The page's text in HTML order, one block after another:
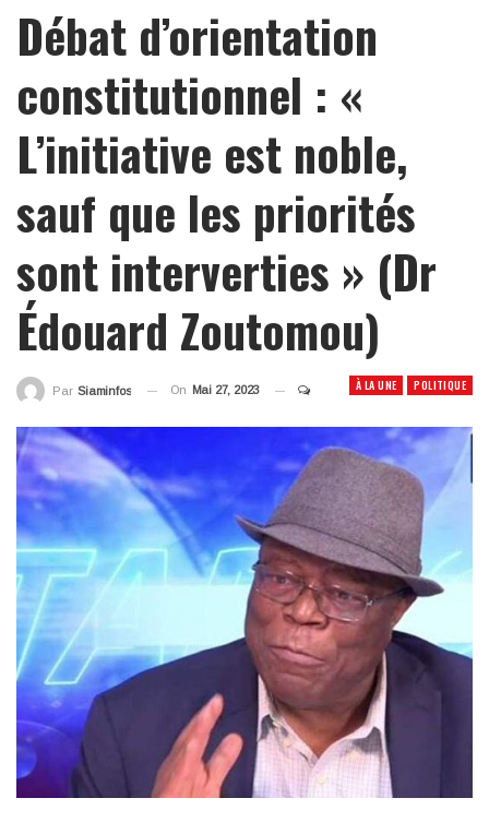
Débat d’orientation
constitutionnel : «
L’initiative est noble,
sauf que les priorités
sont interverties » (Dr
Édouard Zoutomou)
À LA UNE POLITIQUE
Par Siaminfos On Mai 27, 2023